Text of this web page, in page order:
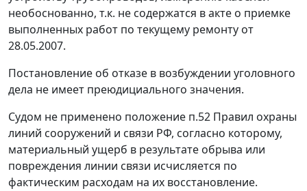
необоснованно, т.к. не содержатся в акте о приемке
выполненных работ по текущему ремонту от
28.05.2007.
Постановление об отказе в возбуждении уголовного
дела не имеет преюдициального значения.
Судом не применено положение п.52 Правил охраны
линий сооружений и связи РФ, согласно которому,
материальный ущерб в результате обрыва или
повреждения линии связи исчисляется по
фактическим расходам на их восстановление.